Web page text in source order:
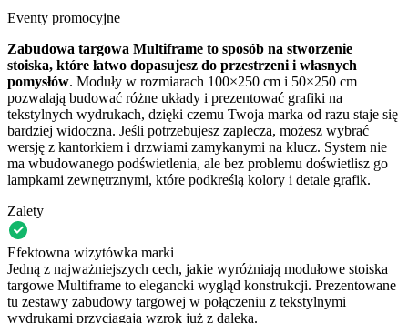
Eventy promocyjne
Zabudowa targowa Multiframe to sposób na stworzenie
stoiska, które łatwo dopasujesz do przestrzeni i własnych
pomysłów. Moduły w rozmiarach 100×250 cm i 50×250 cm
pozwalają budować różne układy i prezentować grafiki na
tekstylnych wydrukach, dzięki czemu Twoja marka od razu staje się
bardziej widoczna. Jeśli potrzebujesz zaplecza, możesz wybrać
wersję z kantorkiem i drzwiami zamykanymi na klucz. System nie
ma wbudowanego podświetlenia, ale bez problemu doświetlisz go
lampkami zewnętrznymi, które podkreślą kolory i detale grafik.
Zalety
Efektowna wizytówka marki
Jedną z najważniejszych cech, jakie wyróżniają modułowe stoiska
targowe Multiframe to elegancki wygląd konstrukcji. Prezentowane
tu zestawy zabudowy targowej w połączeniu z tekstylnymi
wydrukami przyciągają wzrok już z daleka.